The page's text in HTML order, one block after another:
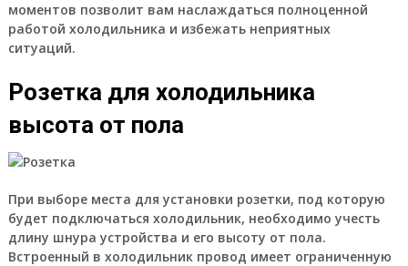
моментов позволит вам наслаждаться полноценной
работой холодильника и избежать неприятных
ситуаций.
Розетка для холодильника
высота от пола
При выборе места для установки розетки, под которую
будет подключаться холодильник, необходимо учесть
длину шнура устройства и его высоту от пола.
Встроенный в холодильник провод имеет ограниченную